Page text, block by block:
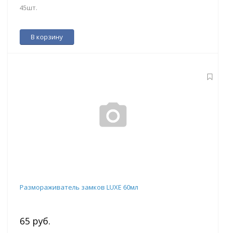
45шт.
В корзину
Размораживатель замков LUXE 60мл
65 руб.